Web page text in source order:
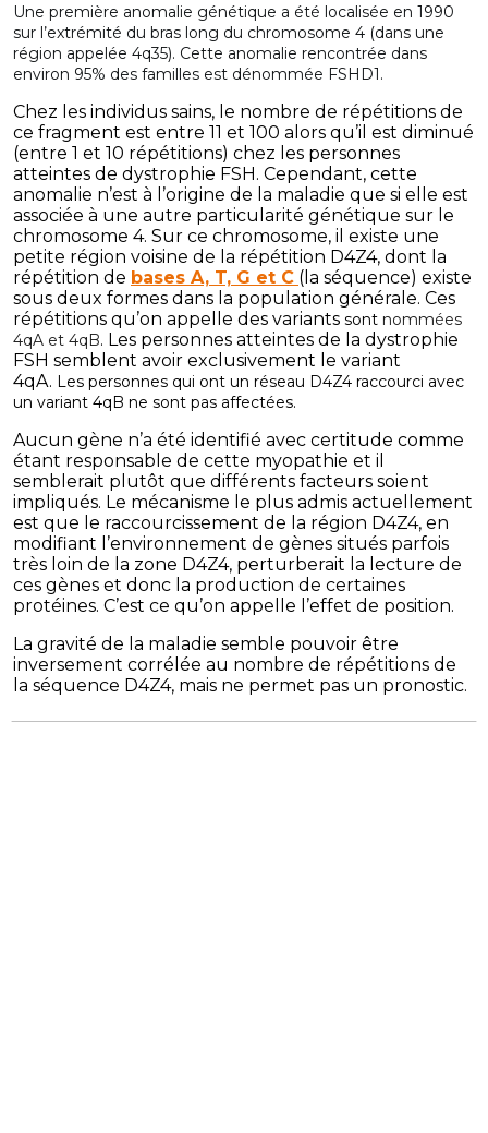
Une première anomalie génétique a été localisée en 1990
sur l’extrémité du bras long du chromosome 4 (dans une
région appelée 4q35). Cette anomalie rencontrée dans
environ 95% des familles est dénommée FSHD1.
Chez les individus sains, le nombre de répétitions de
ce fragment est entre 11 et 100 alors qu’il est diminué
(entre 1 et 10 répétitions) chez les personnes
atteintes de dystrophie FSH. Cependant, cette
anomalie n’est à l’origine de la maladie que si elle est
associée à une autre particularité génétique sur le
chromosome 4. Sur ce chromosome, il existe une
petite région voisine de la répétition D4Z4, dont la
répétition de bases A, T, G et C (la séquence) existe
sous deux formes dans la population générale. Ces
répétitions qu’on appelle des variants sont nommées
4qA et 4qB. Les personnes atteintes de la dystrophie
FSH semblent avoir exclusivement le variant
4qA. Les personnes qui ont un réseau D4Z4 raccourci avec
un variant 4qB ne sont pas affectées.
Aucun gène n’a été identifié avec certitude comme
étant responsable de cette myopathie et il
semblerait plutôt que différents facteurs soient
impliqués. Le mécanisme le plus admis actuellement
est que le raccourcissement de la région D4Z4, en
modifiant l’environnement de gènes situés parfois
très loin de la zone D4Z4, perturberait la lecture de
ces gènes et donc la production de certaines
protéines. C’est ce qu’on appelle l’effet de position.
La gravité de la maladie semble pouvoir être
inversement corrélée au nombre de répétitions de
la séquence D4Z4, mais ne permet pas un pronostic.